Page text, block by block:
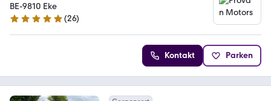
BE-9810 Eke
5 Sterne
(26)
Kontakt Parken